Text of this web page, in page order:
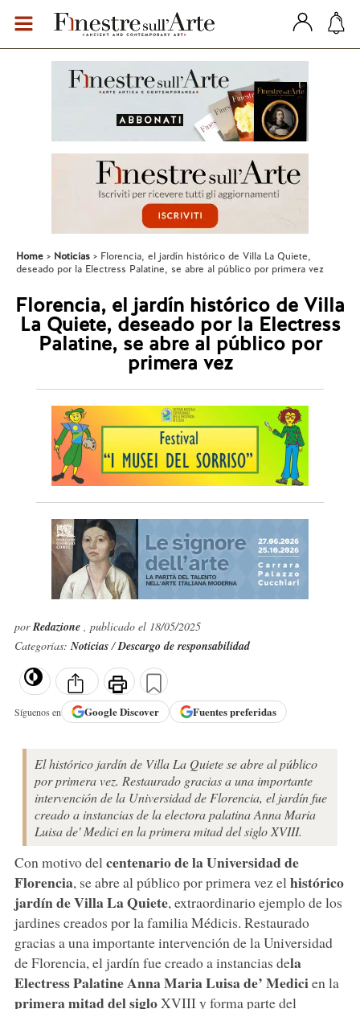
Home Noticias
Florencia, el jardín histórico de Villa La Quiete,
deseado por la Electress Palatine, se abre al público por primera vez
Florencia, el jardín histórico de Villa
La Quiete, deseado por la Electress
Palatine, se abre al público por
primera vez
porRedazione , publicado el 18/05/2025
Categorías:Noticias/Descargo de responsabilidad
Síguenos en GoogleDiscover Fuentes preferidas
El histórico jardín de Villa La Quiete se abre al público
por primera vez. Restaurado gracias a una importante
intervención de la Universidad de Florencia, el jardín fue
creado a instancias de la electora palatina Anna Maria
Luisa de' Medici en la primera mitad del siglo XVIII.
Con motivo del centenario de la Universidad de
Florencia, se abre al público por primera vez el histórico
jardín de Villa La Quiete, extraordinario ejemplo de los
jardines creados por la familia Médicis. Restaurado
gracias a una importante intervención de la Universidad
de Florencia, el jardín fue creado a instancias dela
Electress Palatine Anna Maria Luisa de’ Medicien la
primera mitad del sigloXVIII y forma parte del